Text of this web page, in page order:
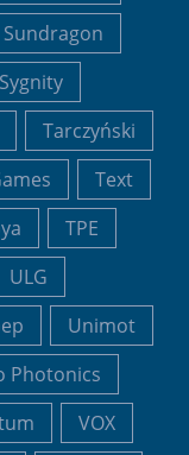
Sundragon
Sygnity
Tarczyński
Text
TPE
ULG
Unimot
Photonics
VOX